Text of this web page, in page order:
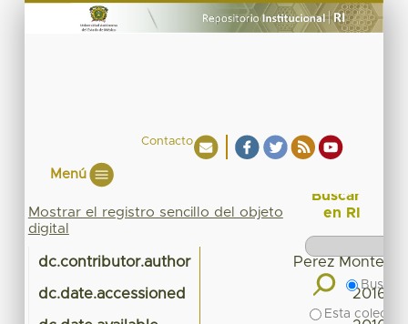
Contacto
Menú
Mostrar el registro sencillo del objeto
digital
dc.contributor.author Perez
dc.date.accessioned 2016-
Buscar
en RI
Buscar
Esta